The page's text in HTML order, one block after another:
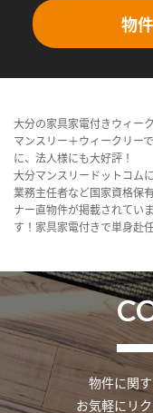
物
大分の家具家電付きウィー
マンスリー＋ウィークリー
に、法人様にも大好評！
大分マンスリードットコム
業務主任者など国家資格保
ナー直物件が掲載されてい
す！家具家電付きで単身赴
物件に関
お気軽にリ